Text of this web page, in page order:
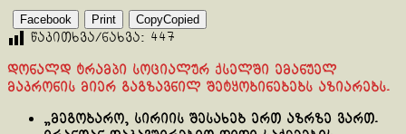
Facebook Print CopyCopied
წაკითხვა/ნახვა: 447
დონალდ ტრამპი სოციალურ ქსელში ემანუელ
მაკრონის მიერ გაგზავნილ შეტყობინებებს აზიარებს.
„მეგობარო, სირიის შესახებ ერთ აზრზე ვართ.